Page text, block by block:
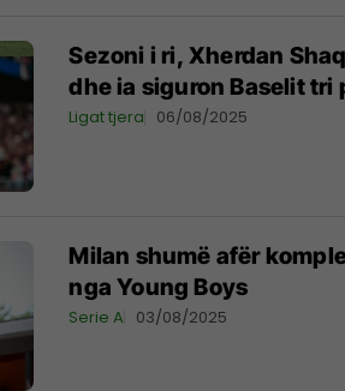
Sezoni i ri, Xherdan
dhe ia siguron Baselit tri
Ligat tjera 06/08/2025
Milan shumë afër
nga Young Boys
Serie A 03/08/2025